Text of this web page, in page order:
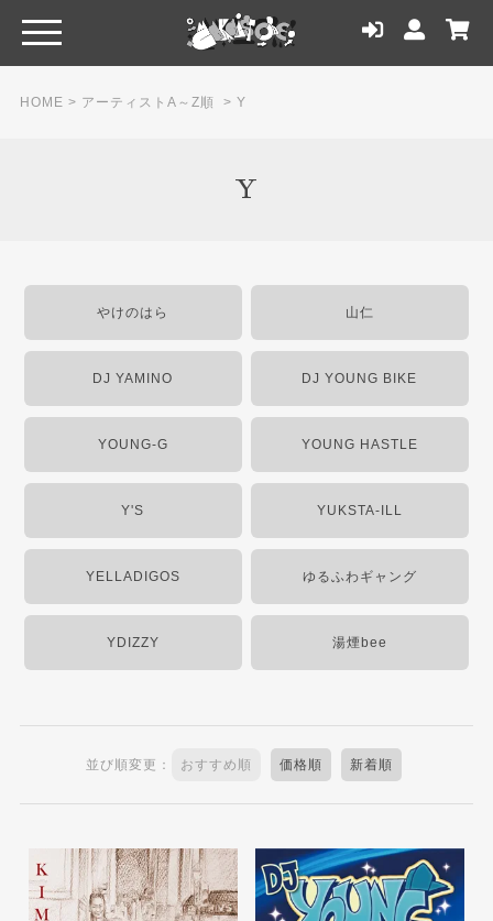
HOME > アーティストA～Z順 > Y
Y
やけのはら 山仁
DJ YAMINO DJ YOUNG BIKE
YOUNG-G YOUNG HASTLE
Y'S YUKSTA-ILL
YELLADIGOS ゆるふわギャング
YDIZZY 湯煙bee
並び順変更： おすすめ順 価格順 新着順